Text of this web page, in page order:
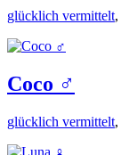
glücklich vermittelt,
Coco ♂️
glücklich vermittelt,